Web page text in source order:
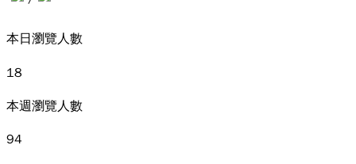
本日瀏覽人數
18
本週瀏覽人數
94